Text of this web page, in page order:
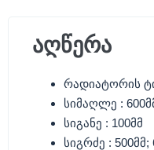
აღწერა
რადიატორის
სიმაღლე :
სიგანე : 100მმ
სიგრძე : 500მმ;